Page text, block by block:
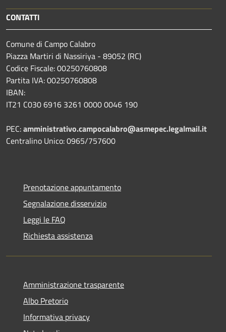
CONTATTI
Comune di Campo Calabro
Piazza Martiri di Nassiriya - 89052 (RC)
Codice Fiscale: 00250760808
Partita IVA: 00250760808
IBAN:
IT21 C030 6916 3261 0000 0046 190
PEC:amministrativo.campocalabro@asmepec.legalmail.it
Centralino Unico: 0965/757600
Prenotazione appuntamento
Segnalazione disservizio
Leggi le FAQ
Richiesta assistenza
Amministrazione trasparente
Albo Pretorio
Informativa privacy